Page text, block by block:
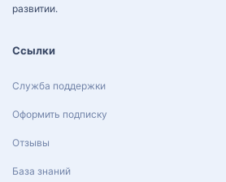
развитии.
Ссылки
Служба поддержки
Оформить подписку
Отзывы
База знаний